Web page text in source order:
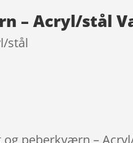
kundebe
dømmel
– Acryl/stål
stål
peberkværn –